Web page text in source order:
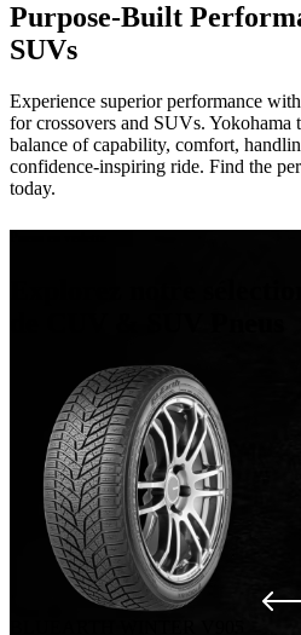
Purpose-Built
SUVs
Experience superior performance
for crossovers and SUVs. Yokohama
balance of capability, comfort,
confidence-inspiring ride. Find the
today.